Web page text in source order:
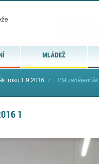
MLÁDEŽ
roku 1.9.2016 ⁄ PM zahájení
1